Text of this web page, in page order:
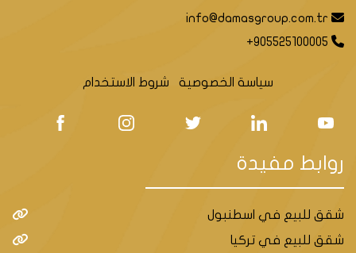
info@damasgroup.com.tr
+905525100005
سياسة الخصوصية شروط الاستخدام
روابط مفيدة
شقق للبيع في اسطنبول
شقق للبيع في تركيا